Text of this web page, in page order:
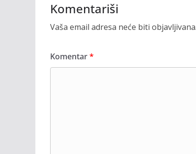
Komentariši
Vaša email adresa neće biti objavljivana.
Komentar*